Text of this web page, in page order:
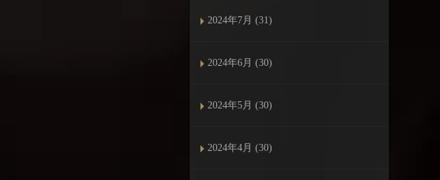
2024年7月 (31)
2024年6月 (30)
2024年5月 (30)
2024年4月 (30)